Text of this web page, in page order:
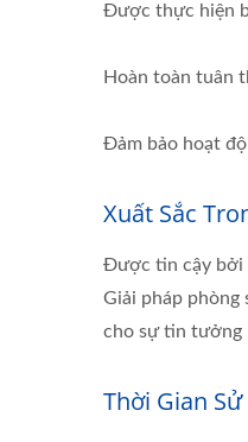
Được thực hiện
Hoàn toàn tuân
Đảm bảo hoạt
Xuất Sắc
Được tin cậy bởi
Giải pháp phòng
cho sự tin tưởng
Thời Gian